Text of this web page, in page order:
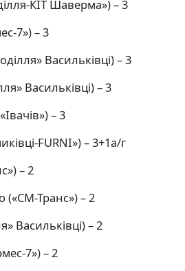
КІТ Шаверма») – 3
7») – 3
Васильківці) – 3
Васильківці) – 3
– 3
FURNI») – 3+1а/г
– 2
(«СМ-Транс») – 2
Васильківці) – 2
7») – 2